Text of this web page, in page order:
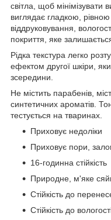
світла, щоб мінімізувати
виглядає гладкою,
віддруковування,
покриття, яке
Рідка текстура легко
ефектом другої шкіри,
зсередини.
Не містить парабенів,
синтетичних ароматів.
тестується на тваринах.
Приховує недоліки
Приховує пори,
16-годинна стійкість
Природне, м'яке
Стійкість до
Стійкість до